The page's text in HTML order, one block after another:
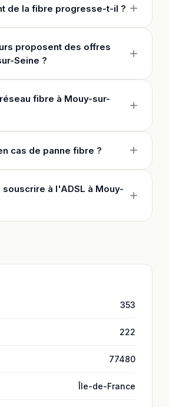
de la fibre progresse-t-il ?
proposent des offres
Seine ?
fibre à Mouy-sur-
cas de panne fibre ?
à l'ADSL à Mouy-
353
222
77480
Île-de-France